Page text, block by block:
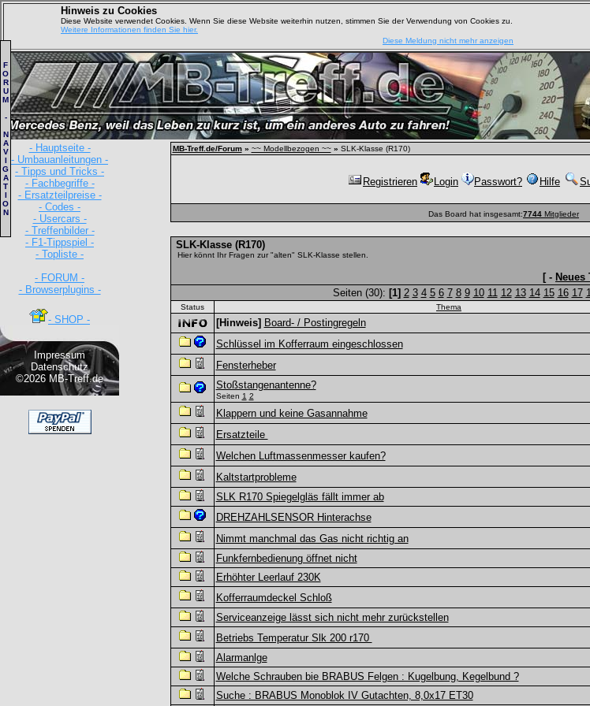
Hinweis zu Cookies
Diese Website verwendet Cookies. Wenn Sie diese Website weiterhin nutzen, stimmen Sie der Verwendung von Cookies zu.
Weitere Informationen finden Sie hier.
Diese Meldung nicht mehr anzeigen
- Hauptseite -
- Umbauanleitungen -
- Tipps und Tricks -
- Fachbegriffe -
- Ersatzteilpreise -
- Codes -
- Usercars -
- Treffenbilder -
- F1-Tippspiel -
- Topliste -
- FORUM -
- Browserplugins -
- SHOP -
Impressum
Datenschutz
©2026 MB-Treff.de
F
O
R
U
M
-
N
A
V
I
G
A
T
I
O
N
MB-Treff.de/Forum » ~~ Modellbezogen ~~ » SLK-Klasse (R170)
Registrieren Login Passwort? Hilfe
Das Board hat insgesamt:7744 Mitglieder
SLK-Klasse (R170)
Hier könnt Ihr Fragen zur "alten" SLK-Klasse stellen.
[ - Neues
Seiten (30): [1] 2 3 4 5 6 7 8 9 10 11 12 13 14 15 16 17
Status Thema
[Hinweis] Board- / Postingregeln
Schlüssel im Kofferraum eingeschlossen
Fensterheber
Stoßstangenantenne?
Seiten 1 2
Klappern und keine Gasannahme
Ersatzteile
Welchen Luftmassenmesser kaufen?
Kaltstartprobleme
SLK R170 Spiegelgläs fällt immer ab
DREHZAHLSENSOR Hinterachse
Nimmt manchmal das Gas nicht richtig an
Funkfernbedienung öffnet nicht
Erhöhter Leerlauf 230K
Kofferraumdeckel Schloß
Serviceanzeige lässt sich nicht mehr zurückstellen
Betriebs Temperatur Slk 200 r170
Alarmanlge
Welche Schrauben bie BRABUS Felgen : Kugelbung, Kegelbund ?
Suche : BRABUS Monoblok IV Gutachten, 8,0x17 ET30